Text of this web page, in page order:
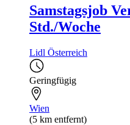
Samstagsjob
Std./Woche
Lidl Österreich
Geringfügig
Wien
(5 km entfernt)